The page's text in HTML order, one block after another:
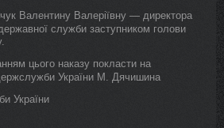
Валентину Валеріївну — директора
служби заступником голови
цього наказу покласти на
України М. Дячишина
України